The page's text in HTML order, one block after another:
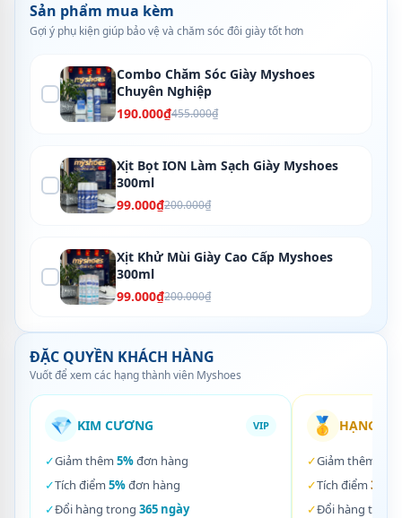
Sản phẩm mua kèm
Gợi ý phụ kiện giúp bảo vệ và chăm sóc đôi giày tốt hơn
Combo Chăm Sóc Giày Myshoes
Chuyên Nghiệp
190.000₫455.000₫
Xịt Bọt ION Làm Sạch Giày Myshoes
300ml
99.000₫200.000₫
Xịt Khử Mùi Giày Cao Cấp Myshoes
300ml
99.000₫200.000₫
ĐẶC QUYỀN KHÁCH HÀNG
Vuốt để xem các hạng thành viên Myshoes
💎 KIM CƯƠNG VIP
✓Giảm thêm 5%đơn hàng
✓Tích điểm 5%đơn hàng
✓Đổi hàng trong 365 ngày
🥇 HẠNG
✓Giảm thêm
✓Tích điểm 3%
✓Đổi hàng trong